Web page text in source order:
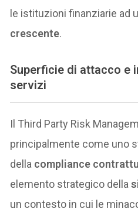
le istituzioni finanziarie ad
crescente.
Superficie di attacco e
servizi
Il Third Party Risk
principalmente come uno
della compliance
elemento strategico della
un contesto in cui le